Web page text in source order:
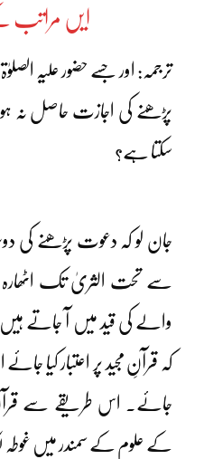
ایں مراتب کے
ترجمہ: اور جسے حضور علیہ
پڑھنے کی اجازت حاصل نہ ہو
سکتا ہے؟
جان لو کہ دعوت پڑھنے کی
سے تحت الثریٰ تک اٹھارہ
والے کی قید میں آ جاتے
کہ قرآنِ مجید پر اعتبار کیا جائے
جائے۔ اس طریقے سے قرآن
کے علوم کے سمندر میں غوطہ